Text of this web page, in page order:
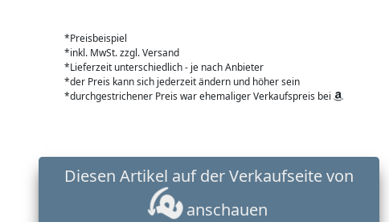
*Preisbeispiel
*inkl. MwSt. zzgl. Versand
*Lieferzeit unterschiedlich - je nach Anbieter
*der Preis kann sich jederzeit ändern und höher sein
*durchgestrichener Preis war ehemaliger Verkaufspreis bei
anschauen